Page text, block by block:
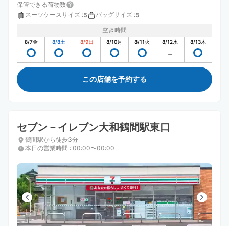
保管できる荷物数
スーツケースサイズ :5 バッグサイズ :5
空き時間
8/7金 8/8土 8/9日 8/10月 8/11火 8/12水 8/13木
この店舗を予約する
セブン－イレブン大和鶴間駅東口
鶴間駅から徒歩3分
本日の営業時間 : 00:00〜00:00